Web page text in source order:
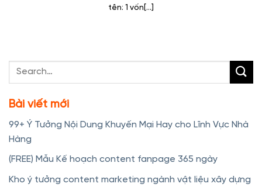
tên: 1 vốn[...]
Bài viết mới
99+ Ý Tưởng Nội Dung Khuyến Mại Hay cho Lĩnh Vực Nhà
Hàng
(FREE) Mẫu Kế hoạch content fanpage 365 ngày
Kho ý tưởng content marketing ngành vật liệu xây dựng